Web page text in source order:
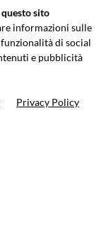
20843 | ITALY
sito
informazioni sulle
di social
e pubblicità
Privacy Policy